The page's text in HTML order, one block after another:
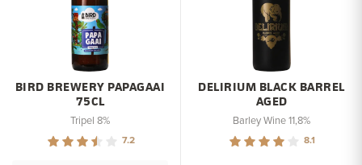
BIRD BREWERY PAPAGAAI
75CL
Tripel 8%
7.2
DELIRIUM BLACK BARREL
AGED
Barley Wine 11,8%
8.1